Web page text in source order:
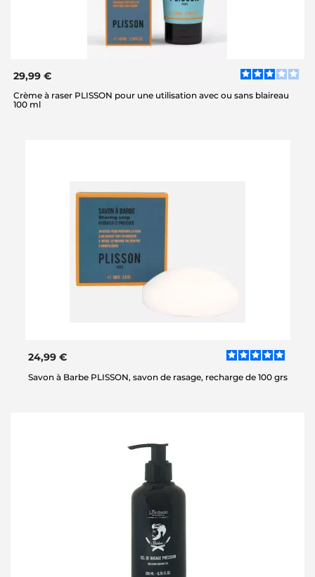
29,99 €
Crème à raser PLISSON pour une utilisation avec ou sans blaireau
100 ml
24,99 €
Savon à Barbe PLISSON, savon de rasage, recharge de 100 grs